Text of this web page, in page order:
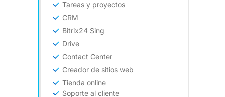
Tareas y proyectos
CRM
Bitrix24 Sing
Drive
Contact Center
Creador de sitios web
Tienda online
Soporte al cliente